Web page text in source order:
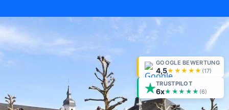
GOOGLE BEWERTUNG
4,5★★★★★ (17)
TRUSTPILOT
6x★★★★★ (6)